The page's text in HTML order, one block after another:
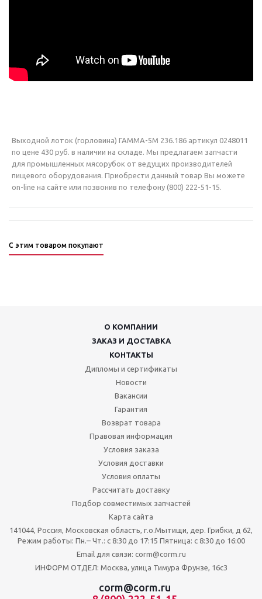
Выходной лоток (горловина) ГАММА-5М 236.186 артикул 0248011
по цене 430 руб. в наличии на складе. Мы предлагаем запчасти
для промышленных мясорубок от ведущих производителей
пищевого оборудования. Приобрести данный товар Вы можете
on-line на сайте или позвонив по телефону (800) 222-51-15.
С этим товаром покупают
О КОМПАНИИ
ЗАКАЗ И ДОСТАВКА
КОНТАКТЫ
Дипломы и сертификаты
Новости
Вакансии
Гарантия
Возврат товара
Правовая информация
Условия заказа
Условия доставки
Условия оплаты
Рассчитать доставку
Подбор совместимых запчастей
Карта сайта
141044, Россия, Московская область, г.о.Мытищи, дер. Грибки, д 62,
Режим работы: Пн.– Чт.: с 8:30 до 17:15 Пятница: c 8:30 до 16:00
Email для связи: corm@corm.ru
ИНФОРМ ОТДЕЛ: Москва, улица Тимура Фрунзе, 16с3
corm@corm.ru